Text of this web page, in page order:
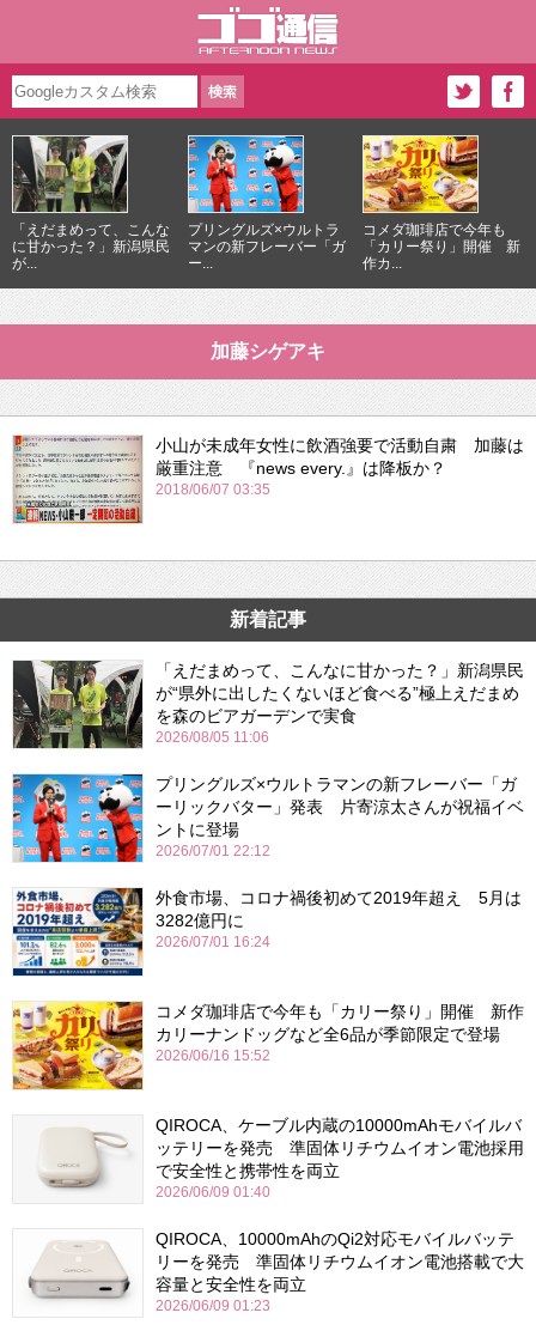
「えだまめって、こんな
に甘かった？」新潟県民
が...
プリングルズ×ウルトラ
マンの新フレーバー「ガ
ー...
コメダ珈琲店で今年も
「カリー祭り」開催 新
作カ...
加藤シゲアキ
小山が未成年女性に飲酒強要で活動自粛 加藤は
厳重注意 『news every.』は降板か？
2018/06/07 03:35
新着記事
「えだまめって、こんなに甘かった？」新潟県民
が“県外に出したくないほど食べる”極上えだまめ
を森のビアガーデンで実食
2026/08/05 11:06
プリングルズ×ウルトラマンの新フレーバー「ガ
ーリックバター」発表 片寄涼太さんが祝福イベ
ントに登場
2026/07/01 22:12
外食市場、コロナ禍後初めて2019年超え 5月は
3282億円に
2026/07/01 16:24
コメダ珈琲店で今年も「カリー祭り」開催 新作
カリーナンドッグなど全6品が季節限定で登場
2026/06/16 15:52
QIROCA、ケーブル内蔵の10000mAhモバイルバ
ッテリーを発売 準固体リチウムイオン電池採用
で安全性と携帯性を両立
2026/06/09 01:40
QIROCA、10000mAhのQi2対応モバイルバッテ
リーを発売 準固体リチウムイオン電池搭載で大
容量と安全性を両立
2026/06/09 01:23